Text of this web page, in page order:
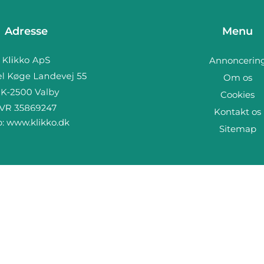
Adresse
www.klikko.dk
Menu
Om os
Cookies
Kontakt os
Sitemap